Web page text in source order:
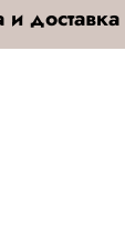
и доставка